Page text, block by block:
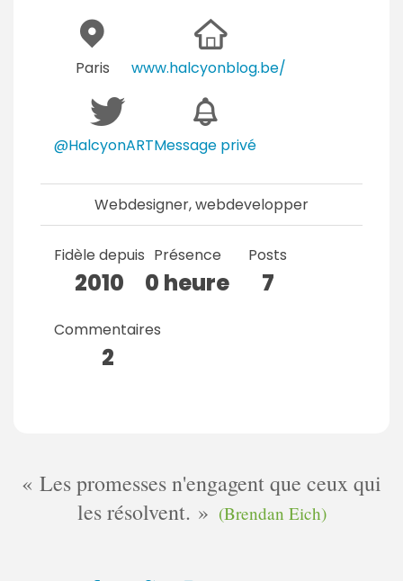
Paris www.halcyonblog.be/
@HalcyonARTMessage privé
Webdesigner, webdevelopper
Fidèle depuis
2010
Présence
0 heure
Posts
7
Commentaires
2
Les promesses n'engagent que ceux qui
les résolvent.
(Brendan Eich)